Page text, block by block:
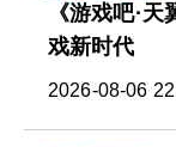
《游戏吧·
戏新时代
2026-08-06